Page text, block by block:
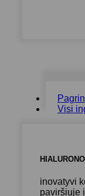
Visi
inovatyvi
paviršiuje